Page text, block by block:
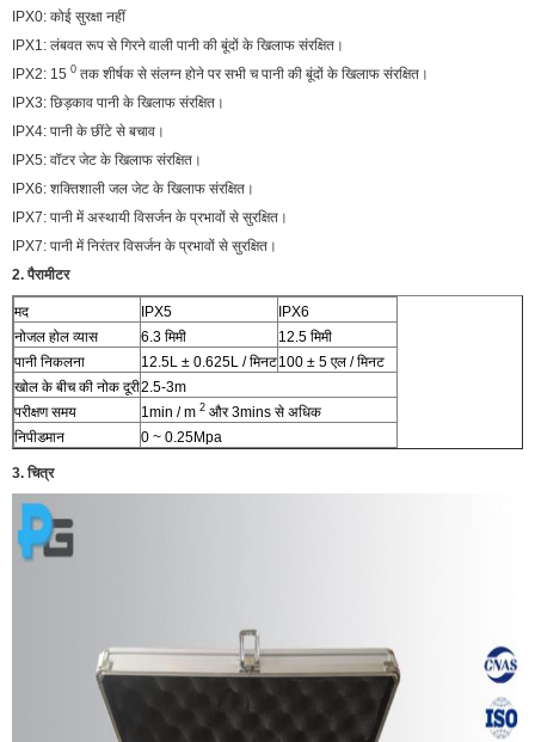
IPX0: कोई सुरक्षा नहीं
IPX1: लंबवत रूप से गिरने वाली पानी की बूंदों के खिलाफ संरक्षित।
IPX2: 15 0 तक शीर्षक से संलग्न होने पर सभी च पानी की बूंदों के खिलाफ संरक्षित।
IPX3: छिड़काव पानी के खिलाफ संरक्षित।
IPX4: पानी के छींटे से बचाव।
IPX5: वॉटर जेट के खिलाफ संरक्षित।
IPX6: शक्तिशाली जल जेट के खिलाफ संरक्षित।
IPX7: पानी में अस्थायी विसर्जन के प्रभावों से सुरक्षित।
IPX7: पानी में निरंतर विसर्जन के प्रभावों से सुरक्षित।
2. पैरामीटर
मद IPX5
IPX6
नोजल होल व्यास
6.3 मिमी
12.5 मिमी
पानी निकलना
12.5L ± 0.625L / मिनट100 ± 5 एल / मिनट
खोल के बीच की नोक दूरी2.5-3m
परीक्षण समय
1min / m 2 और 3mins से अधिक
निपीडमान
0 ~ 0.25Mpa
3. चित्र